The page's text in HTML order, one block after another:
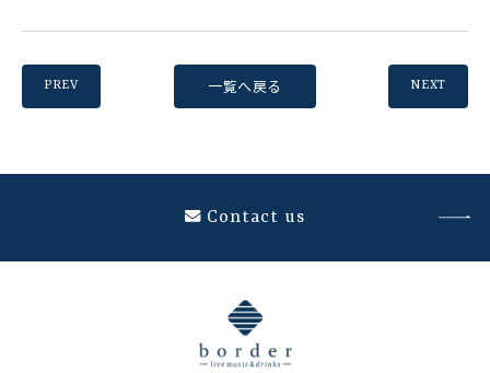
一覧へ戻る
PREV NEXT
Contact us